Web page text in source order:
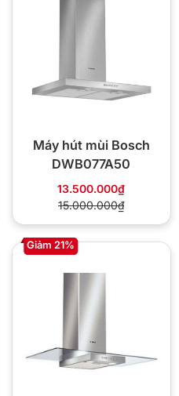
Máy hút mùi Bosch
DWB077A50
13.500.000₫
15.000.000₫
Giảm 21%